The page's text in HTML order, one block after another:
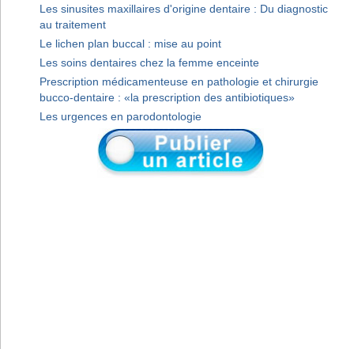
Les sinusites maxillaires d'origine dentaire : Du diagnostic
au traitement
Le lichen plan buccal : mise au point
Les soins dentaires chez la femme enceinte
Prescription médicamenteuse en pathologie et chirurgie
bucco-dentaire : «la prescription des antibiotiques»
Les urgences en parodontologie